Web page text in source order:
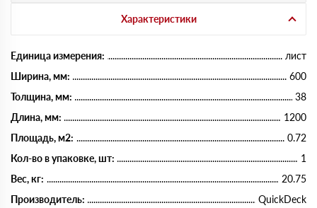
Характеристики
Единица измерения:
лист
Ширина, мм:
600
Толщина, мм:
38
Длина, мм:
1200
Площадь, м2:
0.72
Кол-во в упаковке, шт:
1
Вес, кг:
20.75
Производитель:
QuickDeck